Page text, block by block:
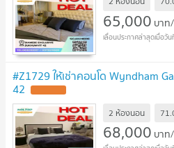
65,000 บาท
#Z1729 ให้เช่าคอนโด Wyndham
42
2 ห้องนอน
68,000 บาท